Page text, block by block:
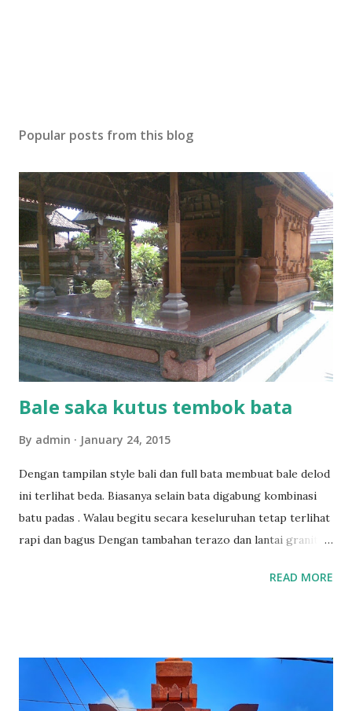
Popular posts from this blog
Bale saka kutus tembok bata
By admin January 24, 2015
Dengan tampilan style bali dan full bata membuat bale delod
ini terlihat beda. Biasanya selain bata digabung kombinasi
batu padas . Walau begitu secara keseluruhan tetap terlihat
rapi dan bagus Dengan tambahan terazo dan lantai granit
kutus style bali ini sekitar 3 minggu dengan tenaga 3 orang
READ MORE